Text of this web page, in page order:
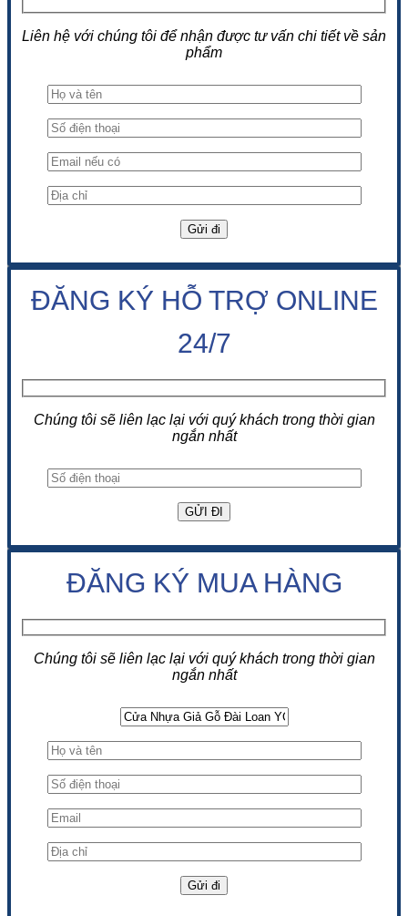
Liên hệ với chúng tôi để nhận được tư vấn chi tiết về sản
phẩm
ĐĂNG KÝ HỖ TRỢ ONLINE
24/7
Chúng tôi sẽ liên lạc lại với quý khách trong thời gian
ngắn nhất
ĐĂNG KÝ MUA HÀNG
Chúng tôi sẽ liên lạc lại với quý khách trong thời gian
ngắn nhất